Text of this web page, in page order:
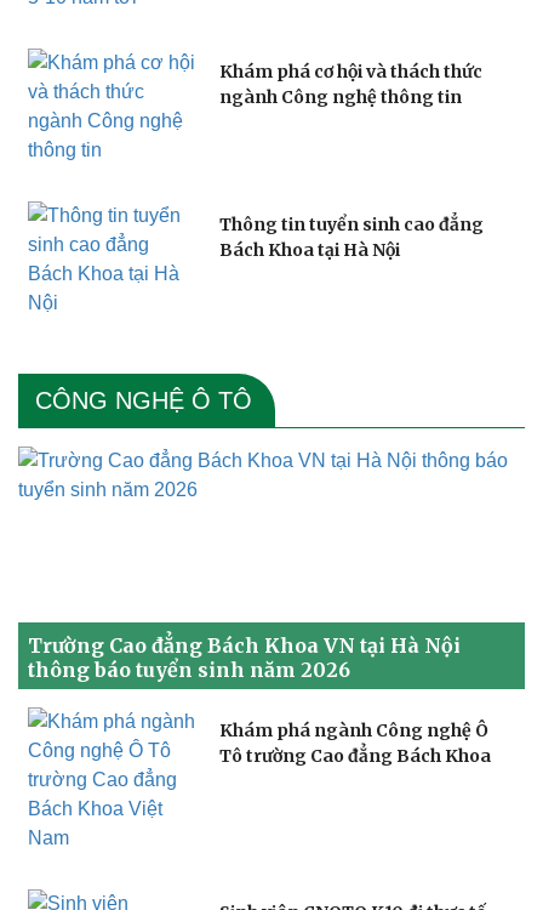
Khám phá cơ hội và thách thức
ngành Công nghệ thông tin
Thông tin tuyển sinh cao đẳng
Bách Khoa tại Hà Nội
CÔNG NGHỆ Ô TÔ
Trường Cao đẳng Bách Khoa VN tại Hà Nội
thông báo tuyển sinh năm 2026
Khám phá ngành Công nghệ Ô
Tô trường Cao đẳng Bách Khoa